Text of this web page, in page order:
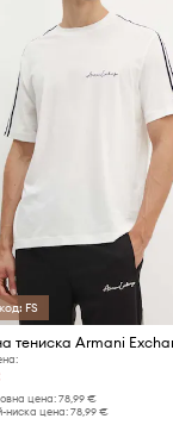
FS
тениска Armani
цена: 78,99 €
ниска цена: 78,99 €